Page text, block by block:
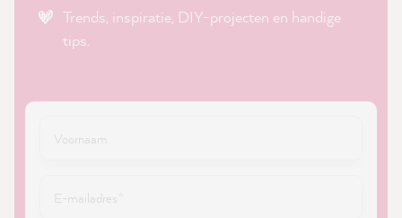
Trends, inspiratie, DIY-projecten en handige
tips.